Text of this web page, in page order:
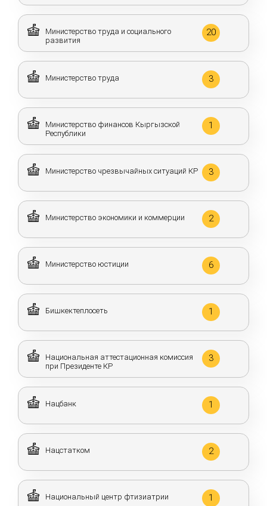
Министерство труда и социального
развития
20
Министерство труда 3
Министерство финансов Кыргызской
Республики
1
Министерство чрезвычайных ситуаций КР 3
Министерство экономики и коммерции 2
Министерство юстиции 6
Бишкектеплосеть 1
Национальная аттестационная комиссия
при Президенте КР
3
Нацбанк 1
Нацстатком 2
Национальный центр фтизиатрии 1